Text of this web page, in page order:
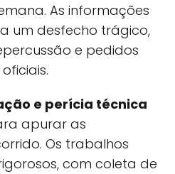
As informações
um desfecho trágico,
e pedidos
e perícia técnica
apurar as
Os trabalhos
com coleta de